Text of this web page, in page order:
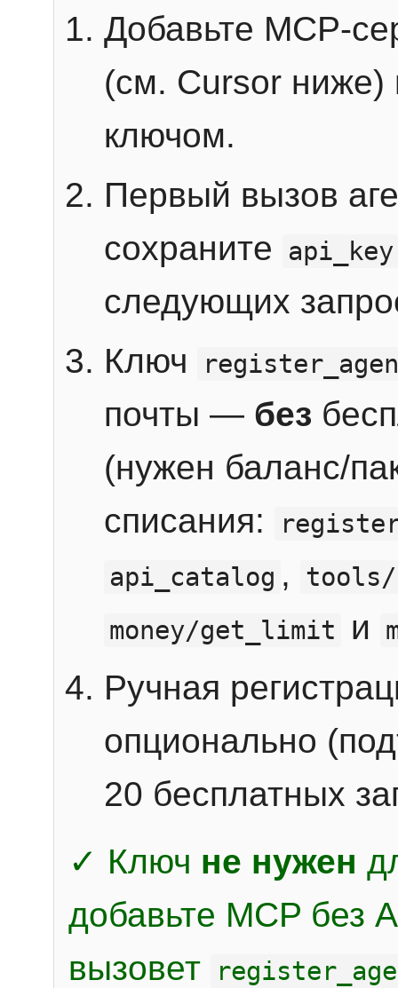
Добавьте MCP-
(см. Cursor ниже)
ключом.
Первый вызов
сохраните
api_key
следующих
Ключ
почты — без
(нужен баланс/
списания:
api_catalog ,
money/get_limit
и
Ручная
опционально
20 бесплатных
✓ Ключ не нужен
добавьте MCP без
вызовет